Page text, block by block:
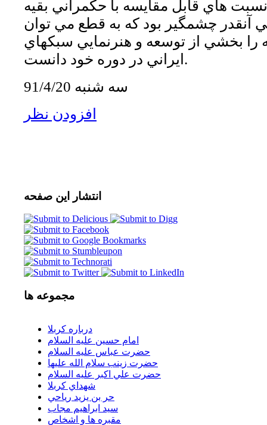
هاي قابل مقايسه با حكمراني بقيه
آنقدر چشمگير بود كه به قطع مي توان
را بخشي از توسعه و هنرنمايي سبكهاي
ايراني در دوره خود دانست.
سه شنبه 91/4/20
افزودن نظر
انتشار این صفحه
مجموعه ها
درباره كربلا
امام حسين عليه السلام
حضرت عباس عليه السلام
حضرت زينب سلام الله عليها
حضرت علي اكبر عليه السلام
شهداي كربلا
حر بن يزيد رياحي
سيد ابراهيم مجاب
مقبره ها و اشخاص